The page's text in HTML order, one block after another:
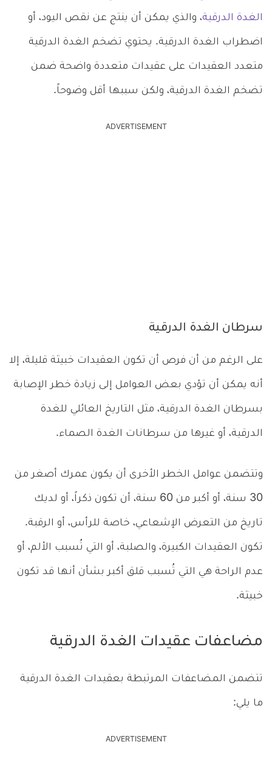
الغدة الدرقية، والذي يمكن أن ينتج عن نقص اليود، أو
اضطراب الغدة الدرقية. يحتوي تضخم الغدة الدرقية
متعدد العقيدات على عقيدات متعددة واضحة ضمن
تضخم الغدة الدرقية، ولكن سببها أقل وضوحاً.
ADVERTISEMENT
سرطان الغدة الدرقية
على الرغم من أن فرص أن تكون العقيدات خبيثة قليلة، إلا
أنه يمكن أن تؤدي بعض العوامل إلى زيادة خطر الإصابة
بسرطان الغدة الدرقية، مثل التاريخ العائلي للغدة
الدرقية، أو غيرها من سرطانات الغدة الصماء.
وتتضمن عوامل الخطر الأخرى أن يكون عمرك أصغر من
30 سنة، أو أكبر من 60 سنة، أن تكون ذكراً، أو لديك
تاريخ من التعرض الإشعاعي، خاصة للرأس، أو الرقبة.
تكون العقيدات الكبيرة، والصلبة، أو التي تُسبب الألم، أو
عدم الراحة هي التي تُسبب قلق أكبر بشأن أنها قد تكون
خبيثة.
مضاعفات عقيدات الغدة الدرقية
تتضمن المضاعفات المرتبطة بعقيدات الغدة الدرقية
ما يلي:
ADVERTISEMENT